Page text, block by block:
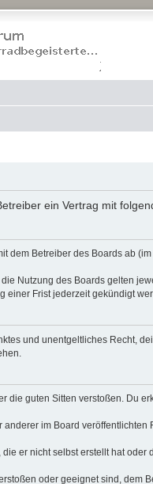
ein Vertrag mit
dem Betreiber des Boards ab
Nutzung des Boards gelten
einer Frist jederzeit gekündigt
und unentgeltliches Recht,
guten Sitten verstoßen. Du
im Board
er nicht selbst erstellt hat
oder geeignet sind, dem